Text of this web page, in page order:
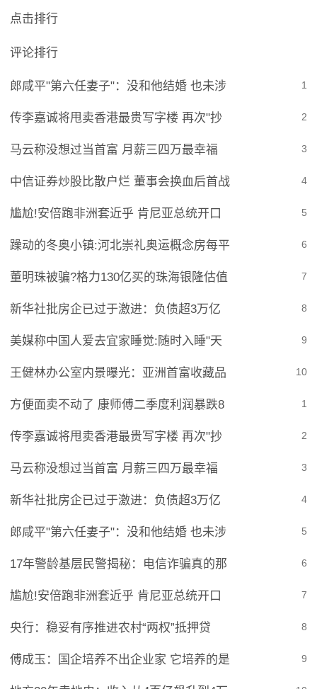
点击排行
评论排行
1
郎咸平"第六任妻子"：没和他结婚 也未涉
2
传李嘉诚将甩卖香港最贵写字楼 再次"抄
3
马云称没想过当首富 月薪三四万最幸福
4
中信证券炒股比散户烂 董事会换血后首战
5
尴尬!安倍跑非洲套近乎 肯尼亚总统开口
6
躁动的冬奥小镇:河北崇礼奥运概念房每平
7
董明珠被骗?格力130亿买的珠海银隆估值
8
新华社批房企已过于激进：负债超3万亿
9
美媒称中国人爱去宜家睡觉:随时入睡"天
10
王健林办公室内景曝光：亚洲首富收藏品
1
方便面卖不动了 康师傅二季度利润暴跌8
2
传李嘉诚将甩卖香港最贵写字楼 再次"抄
3
马云称没想过当首富 月薪三四万最幸福
4
新华社批房企已过于激进：负债超3万亿
5
郎咸平"第六任妻子"：没和他结婚 也未涉
6
17年警龄基层民警揭秘：电信诈骗真的那
7
尴尬!安倍跑非洲套近乎 肯尼亚总统开口
8
央行：稳妥有序推进农村“两权”抵押贷
9
傅成玉：国企培养不出企业家 它培养的是